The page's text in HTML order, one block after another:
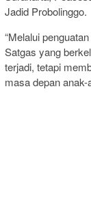
Jadid Probolinggo.
“Melalui
Satgas yang
terjadi, tetapi
masa depan anak-